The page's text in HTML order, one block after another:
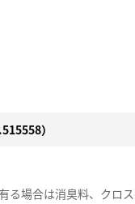
）
場合は消臭料、クロ